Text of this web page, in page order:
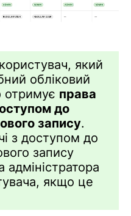
який
обліковий
отримує права
до
запису.
з доступом до
запису
якщо це